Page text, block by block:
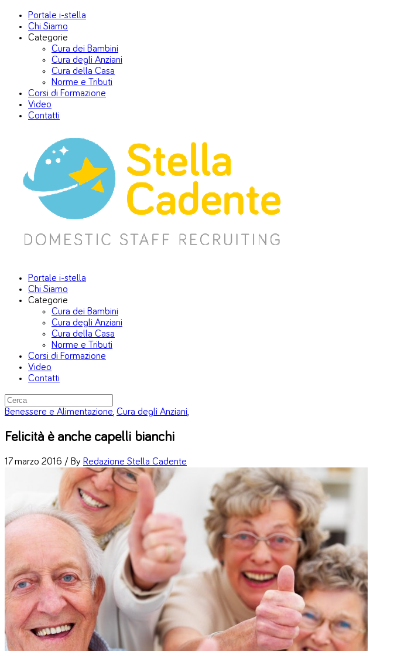
Portale i-stella
Chi Siamo
Categorie
Cura dei Bambini
Cura degli Anziani
Cura della Casa
Norme e Tributi
Corsi di Formazione
Video
Contatti
Portale i-stella
Chi Siamo
Categorie
Cura dei Bambini
Cura degli Anziani
Cura della Casa
Norme e Tributi
Corsi di Formazione
Video
Contatti
Benessere e Alimentazione, Cura degli Anziani,
Felicità è anche capelli bianchi
17 marzo 2016 / By Redazione Stella Cadente